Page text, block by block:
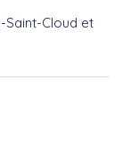
Saint-Cloud et